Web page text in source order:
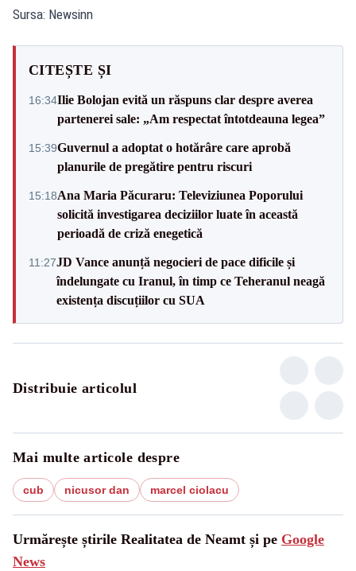
Sursa: Newsinn
CITEȘTE ȘI
16:34Ilie Bolojan evită un răspuns clar despre averea
partenerei sale: „Am respectat întotdeauna legea”
15:39Guvernul a adoptat o hotărâre care aprobă
planurile de pregătire pentru riscuri
15:18Ana Maria Păcuraru: Televiziunea Poporului
solicită investigarea deciziilor luate în această
perioadă de criză enegetică
11:27JD Vance anunță negocieri de pace dificile și
îndelungate cu Iranul, în timp ce Teheranul neagă
existența discuțiilor cu SUA
Distribuie articolul
Mai multe articole despre
cub nicusor dan marcel ciolacu
Urmărește știrile Realitatea de Neamt și pe Google
News